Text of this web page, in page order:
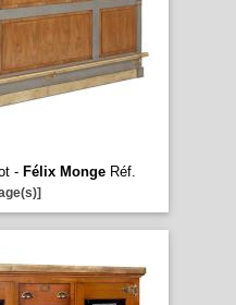
- Félix MongeRéf.